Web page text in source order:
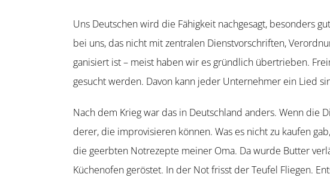
Uns Deutschen wird die Fähigkeit nachgesagt, besonders
bei uns, das nicht mit zentralen Dienst­vor­schriften,
ga­ni­siert ist – meist haben wir es gründlich übertrieben.
gesucht werden. Davon kann jeder Unter­nehmer ein Lied
Nach dem Krieg war das in Deutschland anders. Wenn die
derer, die impro­vi­sieren können. Was es nicht zu kaufen
die geerbten Notre­zepte meiner Oma. Da wurde Butter
Küchenofen geröstet. In der Not frisst der Teufel Fliegen.